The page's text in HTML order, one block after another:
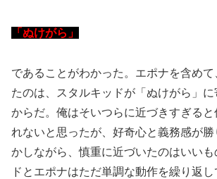
「ぬけがら」
であることがわかった。エポナを含めて
たのは、スタルキッドが「ぬけがら」
からだ。俺はそいつらに近づきすぎる
れないと思ったが、好奇心と義務感が
かしながら、慎重に近づいたのはいい
ドとエポナはただ単調な動作を繰り返